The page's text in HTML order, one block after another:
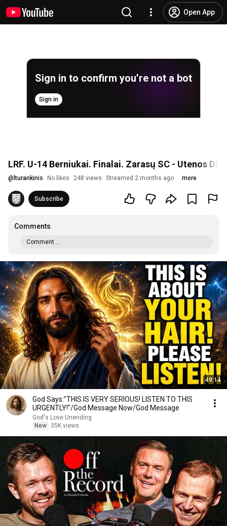
Open App
Sign in to confirm you’re not a bot
Sign in
LRF. U-14 Berniukai. Finalai. Zarasų SC - Utenos DSC
@ lturankinis No likes 248 views Streamed 2 months ago more
Subscribe
Comments
Comment...
49:14
God Says:"THIS IS VERY SERIOUS! LISTEN TO THIS
URGENTLY!"/God Message Now/God Message
God's Love Unending
New
35K views